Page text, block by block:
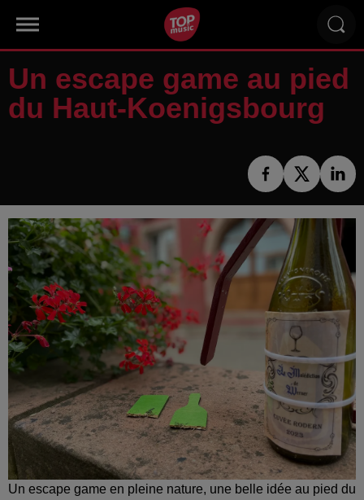
Un escape game au pied
du Haut-Koenigsbourg
Un escape game en pleine nature, une belle idée au pied du